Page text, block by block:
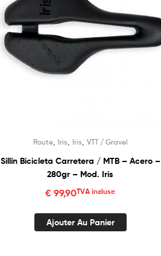
Route, Iris Iris VTT / Gravel
Sillín Bicicleta Carretera / MTB – Acero –
280gr – Mod. Iris
€ 99,90TVA incluse
Ajouter Au Panier